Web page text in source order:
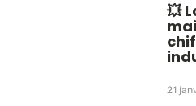
💥
21